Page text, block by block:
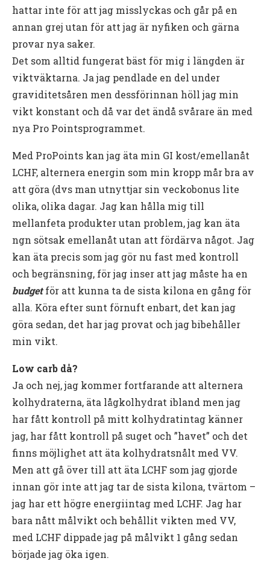
hattar inte för att jag misslyckas och går på en
annan grej utan för att jag är nyfiken och gärna
provar nya saker.
Det som alltid fungerat bäst för mig i längden är
viktväktarna. Ja jag pendlade en del under
graviditetsåren men dessförinnan höll jag min
vikt konstant och då var det ändå svårare än med
nya Pro Pointsprogrammet.
Med ProPoints kan jag äta min GI kost/emellanåt
LCHF, alternera energin som min kropp mår bra av
att göra (dvs man utnyttjar sin veckobonus lite
olika, olika dagar. Jag kan hålla mig till
mellanfeta produkter utan problem, jag kan äta
ngn sötsak emellanåt utan att fördärva något. Jag
kan äta precis som jag gör nu fast med kontroll
och begränsning, för jag inser att jag måste ha en
budgetför att kunna ta de sista kilona en gång för
alla. Köra efter sunt förnuft enbart, det kan jag
göra sedan, det har jag provat och jag bibehåller
min vikt.
Low carb då?
Ja och nej, jag kommer fortfarande att alternera
kolhydraterna, äta lågkolhydrat ibland men jag
har fått kontroll på mitt kolhydratintag känner
jag, har fått kontroll på suget och ”havet” och det
finns möjlighet att äta kolhydratsnålt med VV.
Men att gå över till att äta LCHF som jag gjorde
innan gör inte att jag tar de sista kilona, tvärtom –
jag har ett högre energiintag med LCHF. Jag har
bara nått målvikt och behållit vikten med VV,
med LCHF dippade jag på målvikt 1 gång sedan
började jag öka igen.